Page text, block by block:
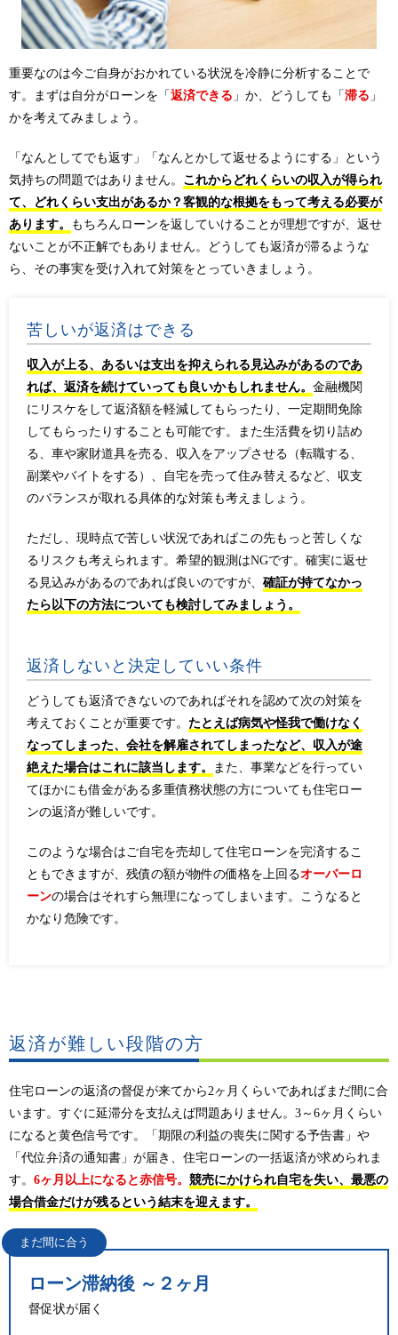
重要なのは今ご自身がおかれている状況を冷静に分析することで
す。まずは自分がローンを「 返済できる 」か、どうしても「 滞る 」
かを考えてみましょう。
「なんとしてでも返す」「なんとかして返せるようにする」という
気持ちの問題ではありません。 これからどれくらいの収入が得られ
て、どれくらい支出があるか？客観的な根拠をもって考える必要が
あります。
もちろんローンを返していけることが理想ですが、返せ
ないことが不正解でもありません。どうしても返済が滞るような
ら、その事実を受け入れて対策をとっていきましょう。
苦しいが返済はできる
収入が上る、あるいは支出を抑えられる見込みがあるのであ
れば、返済を続けていっても良いかもしれません。 金融機関
にリスケをして返済額を軽減してもらったり、一定期間免除
してもらったりすることも可能です。また生活費を切り詰め
る、車や家財道具を売る、収入をアップさせる（転職する、
副業やバイトをする）、自宅を売って住み替えるなど、収支
のバランスが取れる具体的な対策も考えましょう。
ただし、現時点で苦しい状況であればこの先もっと苦しくな
るリスクも考えられます。希望的観測はNGです。確実に返せ
る見込みがあるのであれば良いのですが、 確証が持てなかっ
たら以下の方法についても検討してみましょう。
返済しないと決定していい条件
どうしても返済できないのであればそれを認めて次の対策を
考えておくことが重要です。 たとえば病気や怪我で働けなく
なってしまった、会社を解雇されてしまったなど、収入が途
絶えた場合はこれに該当します。
また、事業などを行ってい
てほかにも借金がある多重債務状態の方についても住宅ロー
ンの返済が難しいです。
このような場合はご自宅を売却して住宅ローンを完済するこ
ともできますが、残債の額が物件の価格を上回るオーバーロ
ーンの場合はそれすら無理になってしまいます。こうなると
かなり危険です。
返済が難しい段階の方
住宅ローンの返済の督促が来てから2ヶ月くらいであればまだ間に合
います。すぐに延滞分を支払えば問題ありません。3～6ヶ月くらい
になると黄色信号です。「期限の利益の喪失に関する予告書」や
「代位弁済の通知書」が届き、住宅ローンの一括返済が求められま
す。 6ヶ月以上になると赤信号。 競売にかけられ自宅を失い、最悪の
場合借金だけが残るという結末を迎えます。
ローン滞納後 ～２ヶ月
督促状が届く
まだ間に合う